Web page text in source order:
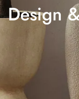
Design